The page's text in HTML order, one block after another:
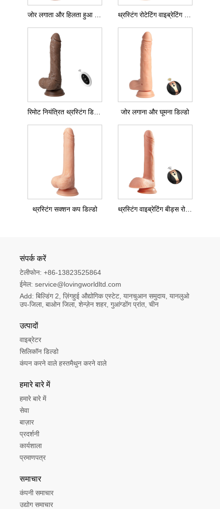
जोर लगाता और हिलता हुआ डिल्डो थ्रस्टिंग रोटेटिंग वाइब्रेटिंग डिल्डो
रिमोट नियंत्रित थ्रस्टिंग डिल्डो जोर लगाना और घूमना डिल्डो
थ्रस्टिंग सक्शन कप डिल्डो थ्रस्टिंग वाइब्रेटिंग बीड्स रोटेशन डिल्डो
संपर्क करें
टेलीफोन: +86-13823525864
ईमेल: service@lovingworldltd.com
Add: बिल्डिंग 2, ज़िंगहुई औद्योगिक एस्टेट, यानचुआन समुदाय, यानलुओ
उप-जिला, बाओन जिला, शेन्ज़ेन शहर, गुआंग्डोंग प्रांत, चीन
उत्पादों
वाइब्रेटर
सिलिकॉन डिल्डो
कंपन करने वाले हस्तमैथुन करने वाले
हमारे बारे में
हमारे बारे में
सेवा
बाज़ार
प्रदर्शनी
कार्यशाला
प्रमाणपत्र
समाचार
कंपनी समाचार
उद्योग समाचार